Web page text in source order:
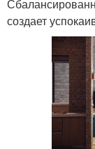
создает